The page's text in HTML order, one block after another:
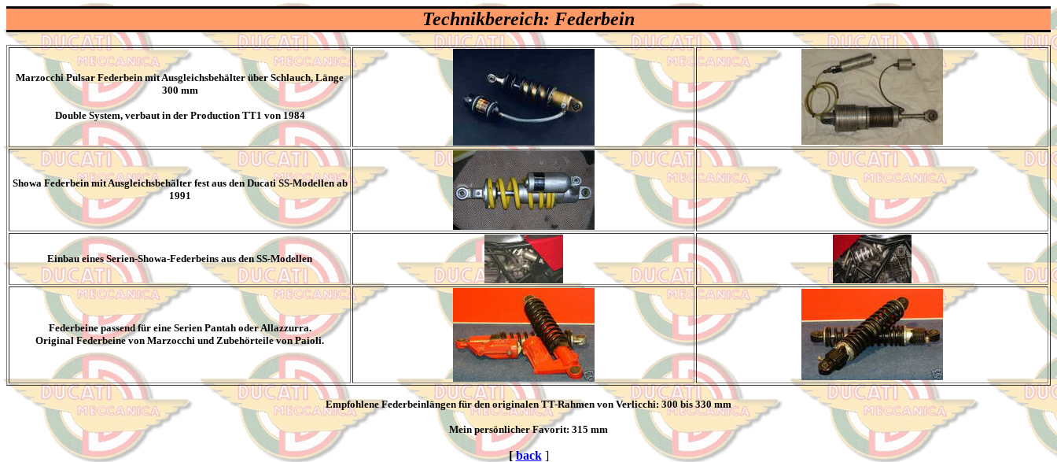
Technikbereich: Federbein
Marzocchi Pulsar Federbein mit Ausgleichsbehälter über Schlauch, Länge
300 mm
Double System, verbaut in der Production TT1 von 1984
Showa Federbein mit Ausgleichsbehälter fest aus den Ducati SS-Modellen ab
1991
Einbau eines Serien-Showa-Federbeins aus den SS-Modellen
Federbeine passend für eine Serien Pantah oder Allazzurra.
Original Federbeine von Marzocchi und Zubehörteile von Paioli.
Empfohlene Federbeinlängen für den originalen TT-Rahmen von Verlicchi: 300 bis 330 mm
Mein persönlicher Favorit: 315 mm
[back ]